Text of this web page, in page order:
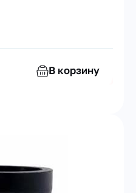
В корзину